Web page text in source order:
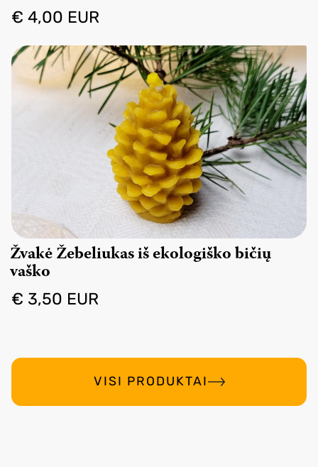
€ 4,00 EUR
Žvakė Žebeliukas iš ekologiško bičių
vaško
€ 3,50 EUR
VISI PRODUKTAI